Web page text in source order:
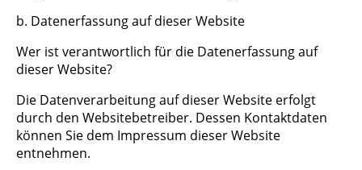
b. Datenerfassung auf dieser Website
Wer ist verantwortlich für die Datenerfassung auf
dieser Website?
Die Datenverarbeitung auf dieser Website erfolgt
durch den Websitebetreiber. Dessen Kontaktdaten
können Sie dem Impressum dieser Website
entnehmen.